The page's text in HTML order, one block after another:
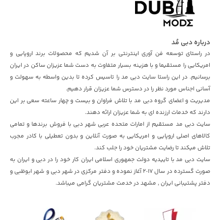
درباره دبی مُد
در راستای توسعه فن آوری اینترنتی بر آن شدیم که محصولات برند اروپایی و
امریکایی را مستقیما و با هزینه بسیار متفاوت به دست شما عزیزان ساکن در ایران
برسانیم. در این راستا سایت دبی مد را تاسیس کرده تا بدین واسطه به سهولت و
آسانی اجناس مورد نظر را در دسترس شما عزیزان قرار دهیم.
مدیریت و اعضای گروه دبی مد با تلاش فراوان و بیست و چهار ساعته سعی بر این
دارند که خدمات ارزنده ای به شما عزیزان ارائه دهند.
سایت دبی مد مستقیم از امارات متحده عربی شهر دبی با فروش برندها و تمامی
کالاهای اصلی اروپایی و امریکایی به صورت آنلاین و بدون تعطیلی با کادر مجرب
تلاش میکند تا رضایت مشتریان خود را جلب کند.
سایت دبی مد با تاییدیه دولت جمهوری اسلامی ایران کار خود را در دبی و ایران به
صورت گسترده در سال ٢٠١۷ آغاز نموده و دفتر مرکزی در شهر دبی و شهر ابوظبی و
دفتر پشتیبانی ایران , مشهد در خدمت مشتریان گرامی میباشد.